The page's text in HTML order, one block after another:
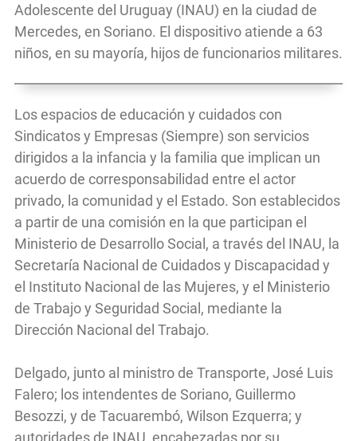
Adolescente del Uruguay (INAU) en la ciudad de
Mercedes, en Soriano. El dispositivo atiende a 63
niños, en su mayoría, hijos de funcionarios militares.
Los espacios de educación y cuidados con
Sindicatos y Empresas (Siempre) son servicios
dirigidos a la infancia y la familia que implican un
acuerdo de corresponsabilidad entre el actor
privado, la comunidad y el Estado. Son establecidos
a partir de una comisión en la que participan el
Ministerio de Desarrollo Social, a través del INAU, la
Secretaría Nacional de Cuidados y Discapacidad y
el Instituto Nacional de las Mujeres, y el Ministerio
de Trabajo y Seguridad Social, mediante la
Dirección Nacional del Trabajo.
Delgado, junto al ministro de Transporte, José Luis
Falero; los intendentes de Soriano, Guillermo
Besozzi, y de Tacuarembó, Wilson Ezquerra; y
autoridades de INAU, encabezadas por su